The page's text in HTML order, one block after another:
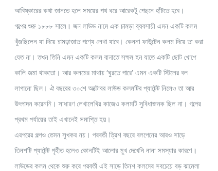
আবিষ্কারের কথা জানতে হলে সময়ের পথ ধরে আরেকটু পেছনে হাঁটতে হবে।
গল্পের শুরু ১৮৮৮ সালে। জন লাউড নামে এক চামড়া ব্যবসায়ী এমন একটি কলম
খুঁজছিলেন যা দিয়ে চামড়াজাত পণ্যে লেখা যাবে। কেননা ফাউন্টেন কলম দিয়ে তা করা
যেত না। তখন তিনি এমন একটি কলম বানাতে সক্ষম হন যাতে একটি ছোট খোপে
কালি জমা থাকতো। আর কলমের মাথায় ‘ঘুরতে পারে’ এমন একটি স্টিলের বল
লাগানো ছিল। ঐ বছরের ৩০শে অক্টোবর লাউড কলমটির প্যাটেন্ট নিলেও তা আর
উৎপাদন করেননি। সাধারণ লেখালেখির কাজেও কলমটি সুবিধাজনক ছিল না। গল্পের
প্রথম পর্যায়ের তাই এখানেই সমাপ্তি হয়।
এরপরের গল্পও তেমন সুখকর নয়। পরবর্তী ত্রিশ বছরে বলপেনের আরও সাড়ে
তিনশটি প্যাটেন্ট গৃহীত হলেও কোনটিই আলোর মুখ দেখেনি নানা সমস্যার কারণে।
লাউডের কলম থেকে শুরু করে পরবর্তী এই সাড়ে তিনশ কলমের সবচেয়ে বড় ঝামেলা